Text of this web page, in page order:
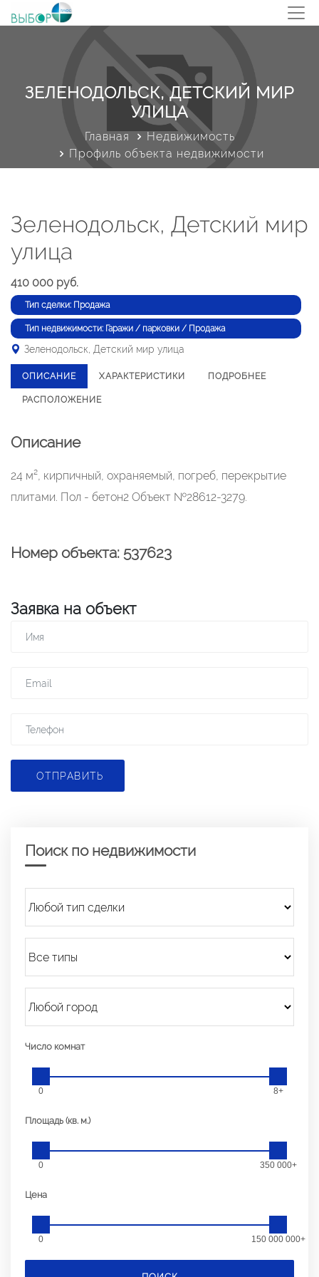
ЗЕЛЕНОДОЛЬСК, ДЕТСКИЙ МИР
УЛИЦА
Главная
Недвижимость
Профиль объекта недвижимости
Зеленодольск, Детский мир
улица
410 000 руб.
Тип сделки: Продажа
Тип недвижимости: Гаражи / парковки / Продажа
Зеленодольск, Детский мир улица
ОПИСАНИЕ ХАРАКТЕРИСТИКИ ПОДРОБНЕЕ
РАСПОЛОЖЕНИЕ
Описание
24 м², кирпичный, охраняемый, погреб, перекрытие
плитами. Пол - бетон2 Объект №28612-3279.
Номер объекта: 537623
Заявка на объект
ОТПРАВИТЬ
Поиск по недвижимости
Число комнат
0 8+
Площадь (кв. м.)
0 350 000+
Цена
0 150 000 000+